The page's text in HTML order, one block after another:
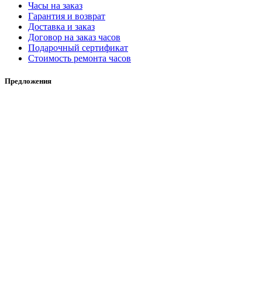
Часы на заказ
Гарантия и возврат
Доставка и заказ
Договор на заказ часов
Подарочный сертификат
Стоимость ремонта часов
Предложения